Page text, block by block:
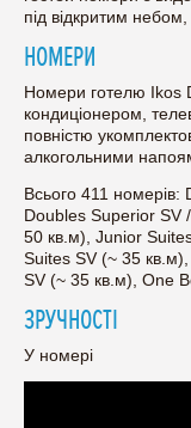
під відкритим
НОМЕРИ
Номери готелю Ikos
кондиціонером,
повністю
алкогольними
Всього 411 номерів:
Doubles Superior SV
50 кв.м), Junior
Suites SV (~ 35
SV (~ 35 кв.м), One
ЗРУЧНОСТІ
У номері